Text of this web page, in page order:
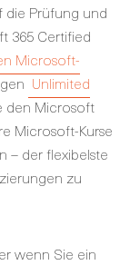
Prüfung und
365 Certified
Microsoft-
Unlimited
den Microsoft
Microsoft-Kurse
– der flexibelste
zu
wenn Sie ein